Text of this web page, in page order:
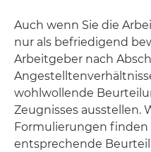
Auch wenn Sie die
nur als befriedigend
Arbeitgeber nach
wohlwollende
Zeugnisses ausstellen.
Formulierungen
entsprechende